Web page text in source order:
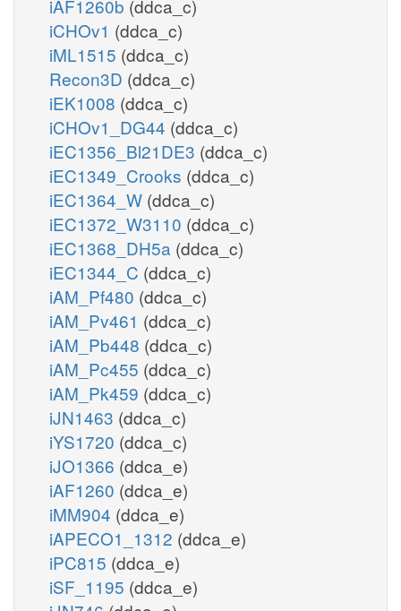
iAF1260b (ddca_c)
iCHOv1 (ddca_c)
iML1515 (ddca_c)
Recon3D (ddca_c)
iEK1008 (ddca_c)
iCHOv1_DG44 (ddca_c)
iEC1356_Bl21DE3 (ddca_c)
iEC1349_Crooks (ddca_c)
iEC1364_W (ddca_c)
iEC1372_W3110 (ddca_c)
iEC1368_DH5a (ddca_c)
iEC1344_C (ddca_c)
iAM_Pf480 (ddca_c)
iAM_Pv461 (ddca_c)
iAM_Pb448 (ddca_c)
iAM_Pc455 (ddca_c)
iAM_Pk459 (ddca_c)
iJN1463 (ddca_c)
iYS1720 (ddca_c)
iJO1366 (ddca_e)
iAF1260 (ddca_e)
iMM904 (ddca_e)
iAPECO1_1312 (ddca_e)
iPC815 (ddca_e)
iSF_1195 (ddca_e)